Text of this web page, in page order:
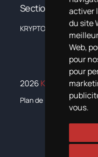
activer
du site
Web,
pour
pour
vous.
Sections
KRYPTON L’entreprise
2026 Krypton
Plan de igualdad